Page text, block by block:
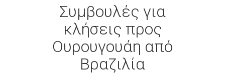
Συμβουλές για
κλήσεις προς
Ουρουγουάη από
Βραζιλία